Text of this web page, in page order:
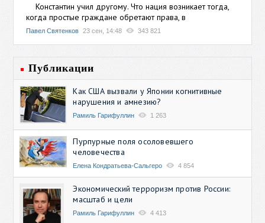
Константин учил другому. Что нация возникает тогда,
когда простые граждане обретают права, в
Павел Святенков 23 сен, 14:48 343 821
Публикации
Как США вызвали у Японии когнитивные
нарушения и амнезию?
Рамиль Гарифуллин 1 263
Пурпурные поля осоловевшего
человечества
Елена Кондратьева-Сальгеро 4 854
Экономический терроризм против России:
масштаб и цели
Рамиль Гарифуллин 4 413